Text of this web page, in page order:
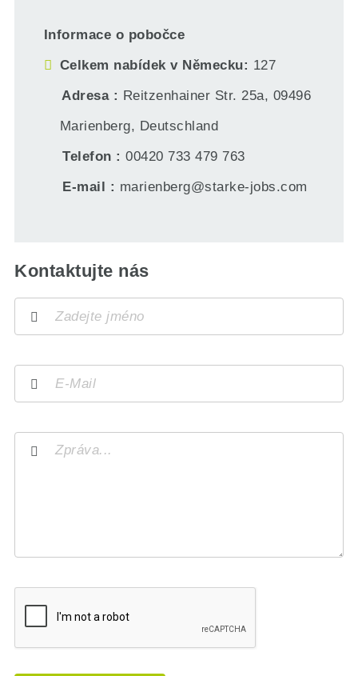
Informace o pobočce
Celkem nabídek v Německu
127
Adresa
Reitzenhainer Str. 25a, 09496
Marienberg, Deutschland
Telefon
00420 733 479 763
E-mail
marienberg@starke-jobs.com
Kontaktujte nás